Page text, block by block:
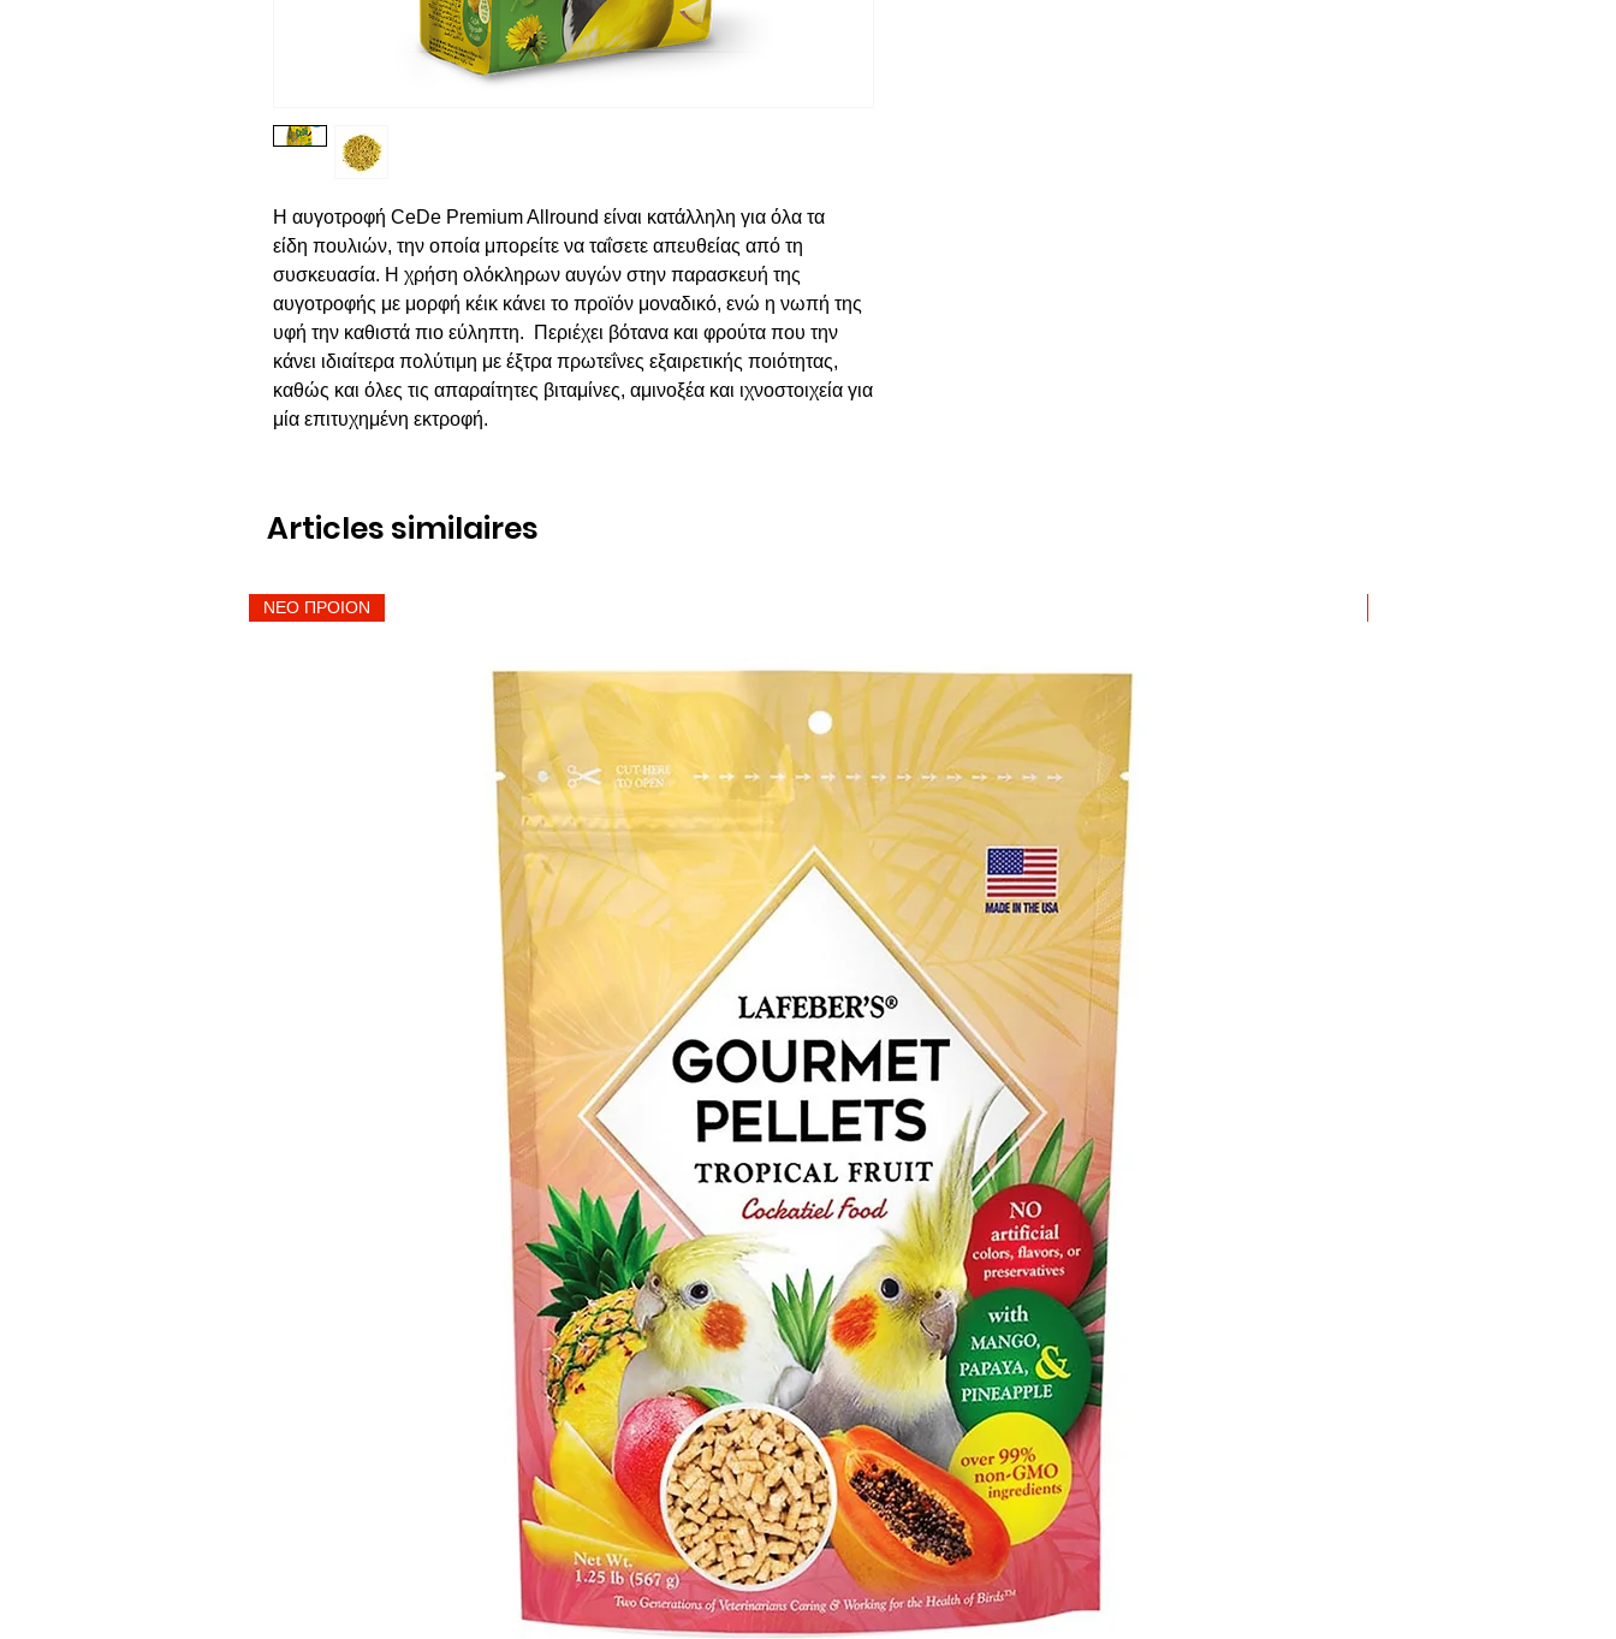
Η αυγοτροφή CeDe Premium Allround είναι κατάλληλη για όλα τα
είδη πουλιών, την οποία μπορείτε να ταΐσετε απευθείας από τη
συσκευασία. Η χρήση ολόκληρων αυγών στην παρασκευή της
αυγοτροφής με μορφή κέικ κάνει το προϊόν μοναδικό, ενώ η νωπή της
υφή την καθιστά πιο εύληπτη. Περιέχει βότανα και φρούτα που την
κάνει ιδιαίτερα πολύτιμη με έξτρα πρωτεΐνες εξαιρετικής ποιότητας,
καθώς και όλες τις απαραίτητες βιταμίνες, αμινοξέα και ιχνοστοιχεία για
μία επιτυχημένη εκτροφή.
Articles similaires
ΝΕΟ ΠΡΟΙΟΝ